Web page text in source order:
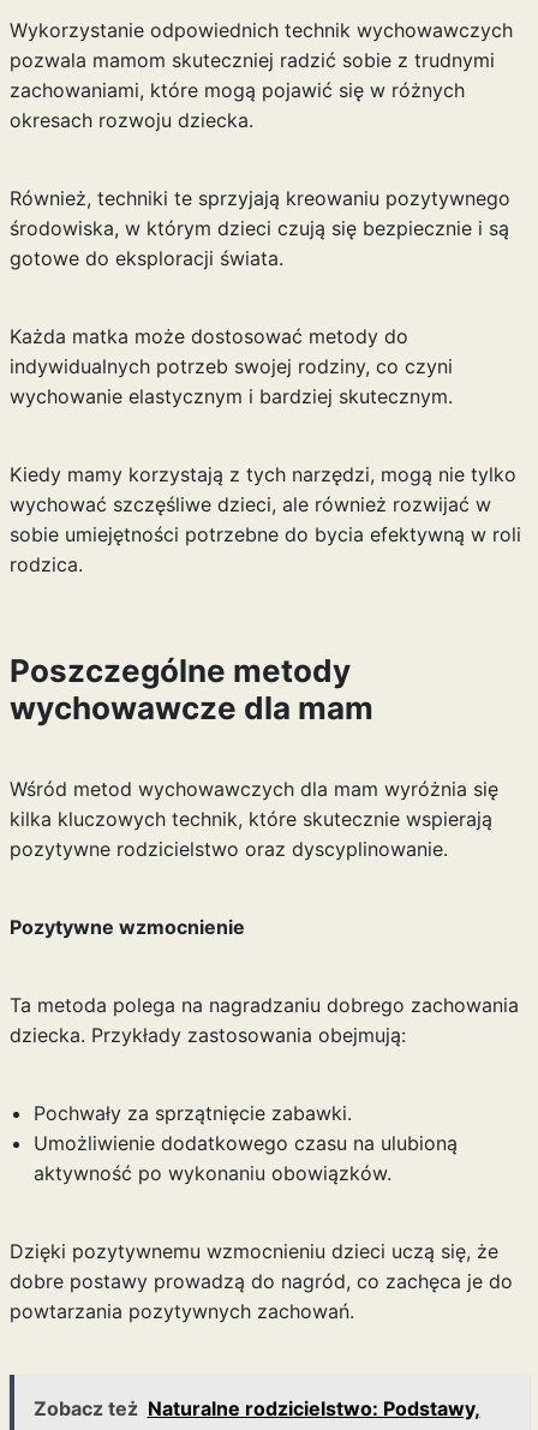
Wykorzystanie odpowiednich technik wychowawczych
pozwala mamom skuteczniej radzić sobie z trudnymi
zachowaniami, które mogą pojawić się w różnych
okresach rozwoju dziecka.
Również, techniki te sprzyjają kreowaniu pozytywnego
środowiska, w którym dzieci czują się bezpiecznie i są
gotowe do eksploracji świata.
Każda matka może dostosować metody do
indywidualnych potrzeb swojej rodziny, co czyni
wychowanie elastycznym i bardziej skutecznym.
Kiedy mamy korzystają z tych narzędzi, mogą nie tylko
wychować szczęśliwe dzieci, ale również rozwijać w
sobie umiejętności potrzebne do bycia efektywną w roli
rodzica.
Poszczególne metody
wychowawcze dla mam
Wśród metod wychowawczych dla mam wyróżnia się
kilka kluczowych technik, które skutecznie wspierają
pozytywne rodzicielstwo oraz dyscyplinowanie.
Pozytywne wzmocnienie
Ta metoda polega na nagradzaniu dobrego zachowania
dziecka. Przykłady zastosowania obejmują:
Pochwały za sprzątnięcie zabawki.
Umożliwienie dodatkowego czasu na ulubioną
aktywność po wykonaniu obowiązków.
Dzięki pozytywnemu wzmocnieniu dzieci uczą się, że
dobre postawy prowadzą do nagród, co zachęca je do
powtarzania pozytywnych zachowań.
Zobacz też Naturalne rodzicielstwo: Podstawy,